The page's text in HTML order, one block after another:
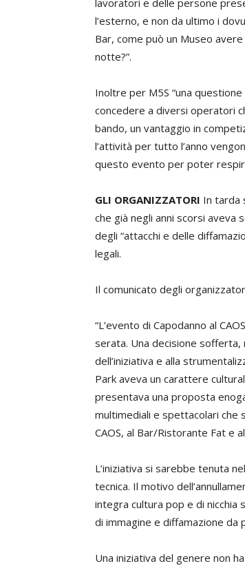
lavoratori e delle persone
l’esterno, e non da ultimo i
Bar, come può un Museo
notte?”.
Inoltre per M5S “una
concedere a diversi operatori
bando, un vantaggio in
l’attività per tutto l’anno
questo evento per poter
GLI ORGANIZZATORI In tarda
che già negli anni scorsi aveva
degli “attacchi e delle
legali.
Il comunicato degli
“L’evento di Capodanno al
serata. Una decisione
dell’iniziativa e alla
Park aveva un carattere
presentava una proposta
multimediali e spettacolari
CAOS, al Bar/Ristorante Fat e
L’iniziativa si sarebbe tenuta
tecnica. Il motivo
integra cultura pop e di nicchia
di immagine e diffamazione da
Una iniziativa del genere non